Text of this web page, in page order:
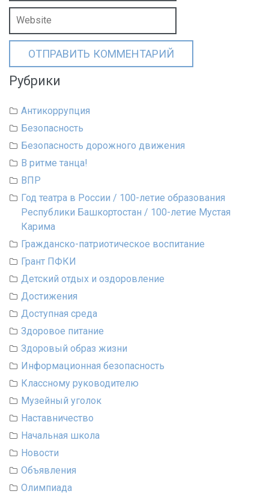
Рубрики
Антикоррупция
Безопасность
Безопасность дорожного движения
В ритме танца!
ВПР
Год театра в России / 100-летие образования
Республики Башкортостан / 100-летие Мустая
Карима
Гражданско-патриотическое воспитание
Грант ПФКИ
Детский отдых и оздоровление
Достижения
Доступная среда
Здоровое питание
Здоровый образ жизни
Информационная безопасность
Классному руководителю
Музейный уголок
Наставничество
Начальная школа
Новости
Объявления
Олимпиада